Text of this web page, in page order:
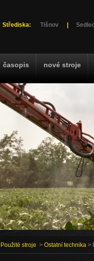
Střediska: Tišnov
časopis nové stroje
Použité stroje > Ostatní technika >